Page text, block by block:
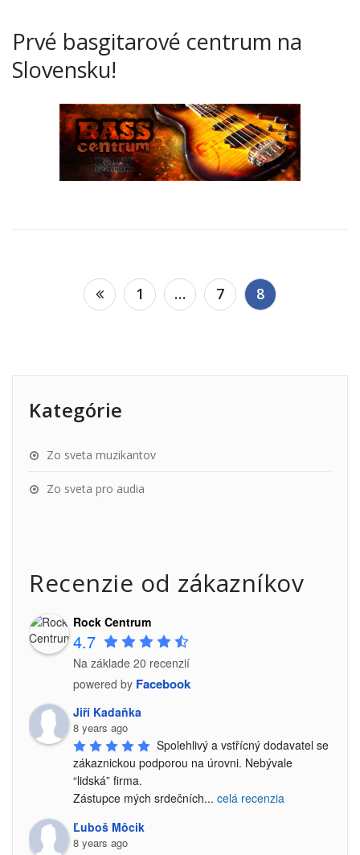
Prvé basgitarové centrum na
Slovensku!
Navigácia
1 … 7 8
Kategórie
Zo sveta muzikantov
Zo sveta pro audia
Recenzie od zákazníkov
Rock Centrum
4.7
Na základe 20 recenzií
powered by Facebook
Jiří Kadaňka
8 years ago
Spolehlivý a vstřícný dodavatel se
zákaznickou podporou na úrovni. Nebývale
“lidská” firma.
Zástupce mých srdečních... celá recenzia
Ľuboš Môcik
8 years ago